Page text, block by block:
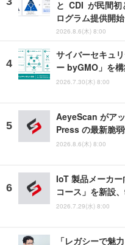
と CDI が民間初
ログラム提供開始
2026.8.6(木) 8:00
サイバーセキュ
ー byGMO」を
2026.7.30(木) 8:00
AeyeScan がア
Press の最新脆
2026.8.6(木) 8:00
IoT 製品メーカ
コース」を新設
2026.7.29(水) 8:00
「レガシーで魅